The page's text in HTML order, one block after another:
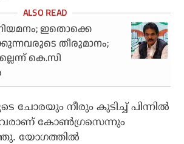
ഇതൊക്കെ
തീരുമാനം;
കെ.സി
ചോരയും നീരും കുടിച്ച് പിന്നില്‍
കോണ്‍ഗ്രസെന്നും
യോഗത്തില്‍